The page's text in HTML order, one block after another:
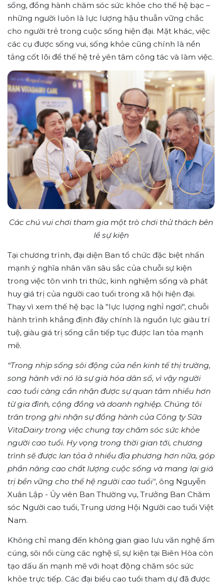
sống, đồng hành chăm sóc sức khỏe cho thế hệ bạc –
những người luôn là lực lượng hậu thuẫn vững chắc
cho người trẻ trong cuộc sống hiện đại. Mặt khác, việc
các cụ được sống vui, sống khỏe cũng chính là nền
tảng cốt lõi để thế hệ trẻ yên tâm công tác và làm việc.
Các chú vui chơi tham gia một trò chơi thử thách bên
lề sự kiện
Tại chương trình, đại diện Ban tổ chức đặc biệt nhấn
mạnh ý nghĩa nhân văn sâu sắc của chuỗi sự kiện
trong việc tôn vinh tri thức, kinh nghiệm sống và phát
huy giá trị của người cao tuổi trong xã hội hiện đại.
Thay vì xem thế hệ bạc là "lực lượng nghỉ ngơi", chuỗi
hành trình khẳng định đây chính là nguồn lực giàu trí
tuệ, giàu giá trị sống cần tiếp tục được lan tỏa mạnh
mẽ.
“Trong nhịp sống sôi động của nền kinh tế thị trường,
song hành với nó là sự già hóa dân số, vì vậy người
cao tuổi càng cần nhận được sự quan tâm nhiều hơn
từ gia đình, cộng đồng và doanh nghiệp. Chúng tôi
trân trọng ghi nhận sự đồng hành của Công ty Sữa
VitaDairy trong việc chung tay chăm sóc sức khỏe
người cao tuổi. Hy vọng trong thời gian tới, chương
trình sẽ được lan tỏa ở nhiều địa phương hơn nữa, góp
phần nâng cao chất lượng cuộc sống và mang lại giá
trị bền vững cho thế hệ người cao tuổi", ông Nguyễn
Xuân Lập - Ủy viên Ban Thường vụ, Trưởng Ban Chăm
sóc Người cao tuổi, Trung ương Hội Người cao tuổi Việt
Nam.
Không chỉ mang đến không gian giao lưu văn nghệ ấm
cúng, sôi nổi cùng các nghệ sĩ, sự kiện tại Biên Hòa còn
tạo dấu ấn mạnh mẽ với hoạt động chăm sóc sức
khỏe trực tiếp. Các đại biểu cao tuổi tham dự đã được